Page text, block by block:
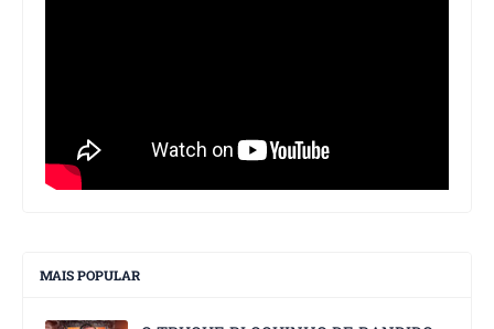
MAIS POPULAR